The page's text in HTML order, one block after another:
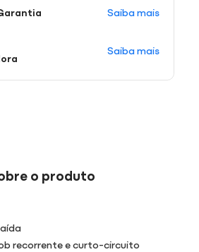
Saiba mais
Saiba mais
o produto
recorrente e curto-circuito